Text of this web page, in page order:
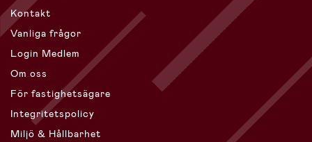
Kontakt
Vanliga frågor
Login Medlem
Om oss
För fastighetsägare
Integritetspolicy
Miljö & Hållbarhet